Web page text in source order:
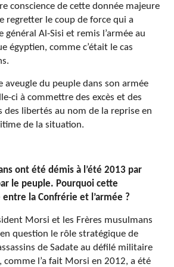
conscience de cette donnée majeure
regretter le coup de force qui a
général Al-Sisi et remis l’armée au
égyptien, comme c’était le cas
aveugle du peuple dans son armée
ci à commettre des excès et des
des libertés au nom de la reprise en
de la situation.
ont été démis à l’été 2013 par
le peuple. Pourquoi cette
la Confrérie et l’armée ?
Morsi et les Frères musulmans
question le rôle stratégique de
de Sadate au défilé militaire
comme l’a fait Morsi en 2012, a été